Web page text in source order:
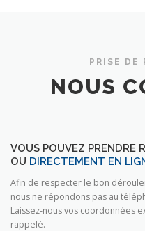
PRISE DE
NOUS
VOUS POUVEZ PRENDRE
OU DIRECTEMENT EN
Afin de respecter le bon
nous ne répondons pas au
Laissez-nous vos coordonnées
rappelé.